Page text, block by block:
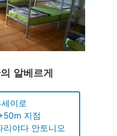
알베르게
이로
지점
야다 안토니오